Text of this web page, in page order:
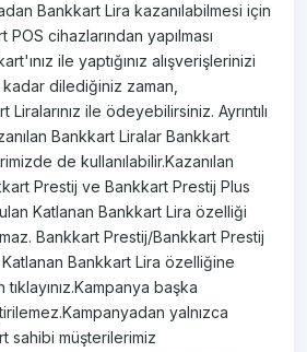
Bankkart Lira kazanılabilmesi için
cihazlarından yapılması
ile yaptığınız alışverişlerinizi
dilediğiniz zaman,
Liralarınız ile ödeyebilirsiniz. Ayrıntılı
Bankkart Liralar Bankkart
de kullanılabilir.Kazanılan
Prestij ve Bankkart Prestij Plus
Katlanan Bankkart Lira özelliği
Bankkart Prestij/Bankkart Prestij
Bankkart Lira özelliğine
tıklayınız.Kampanya başka
yalnızca
sahibi müşterilerimiz